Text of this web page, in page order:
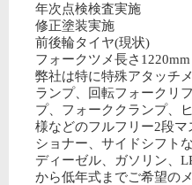
年次点検検査実施
修正塗装実施
前後輪タイヤ(現状)
フォークツメ長さ1220mm
弊社は特に特殊アタッチ
ランプ、回転フォークリ
プ、フォーククランプ、
様などのフルフリー2段
ショナー、サイドシフト
ディーゼル、ガソリン、
から低年式までご希望の